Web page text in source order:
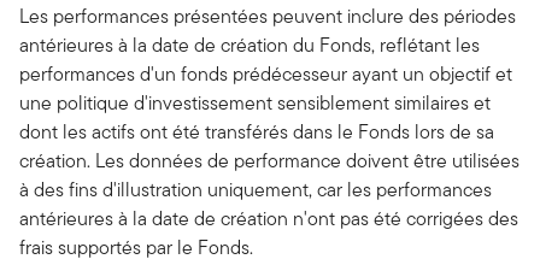
Les performances présentées peuvent inclure des périodes
antérieures à la date de création du Fonds, reflétant les
performances d'un fonds prédécesseur ayant un objectif et
une politique d'investissement sensiblement similaires et
dont les actifs ont été transférés dans le Fonds lors de sa
création. Les données de performance doivent être utilisées
à des fins d'illustration uniquement, car les performances
antérieures à la date de création n'ont pas été corrigées des
frais supportés par le Fonds.